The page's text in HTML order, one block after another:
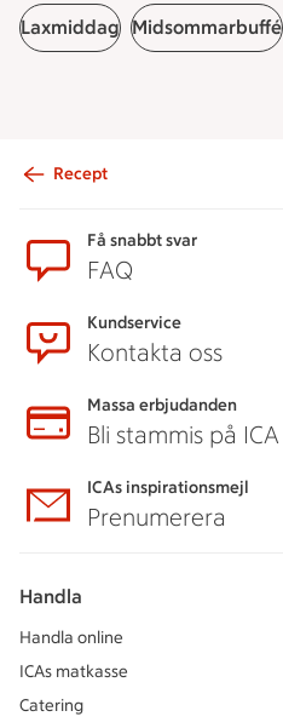
Laxmiddag Midsommarbuffé
Recept
Få snabbt svar
FAQ
Kundservice
Kontakta oss
Massa erbjudanden
Bli stammis på ICA
ICAs inspirationsmejl
Prenumerera
Handla
Handla online
ICAs matkasse
Catering